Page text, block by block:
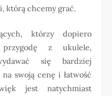
którą chcemy grać.
którzy dopiero
przygodę z ukulele,
się bardziej
swoją cenę i łatwość
jest natychmiast